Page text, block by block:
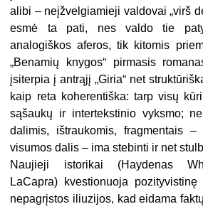
alibi – neįžvelgiamieji valdovai „virš
esmė ta pati, nes valdo tie
analogiškos aferos, tik kitomis
„Benamių knygos“ pirmasis
įsiterpia į antrąjį „Giria“ net
kaip reta koherentiška: tarp visų
sąšaukų ir intertekstinio vyksmo;
dalimis, ištraukomis, fragmentais
visumos dalis – ima stebinti ir net
Naujieji istorikai (Haydenas
LaCapra) kvestionuoja
nepagrįstos iliuzijos, kad eidama